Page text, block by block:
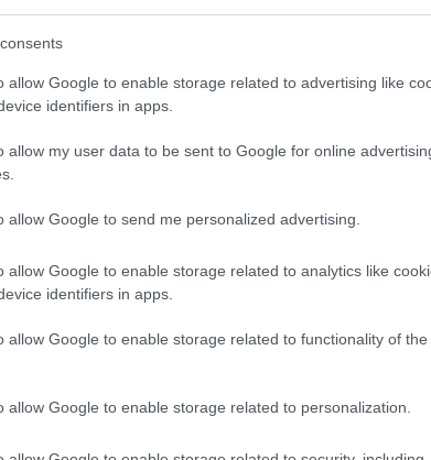
allow Google to enable storage related to advertising like
identifiers in apps.
allow my user data to be sent to Google for online
allow Google to send me personalized advertising.
allow Google to enable storage related to analytics like
identifiers in apps.
allow Google to enable storage related to functionality of the
allow Google to enable storage related to personalization.
másikra ekkorát gurít, aztán az elmúlt héten 12(!)
és RC-t adtak ki, mert mindenképpen a mai Föld napjára
nagyobb léptékű fejlesztést is…..
20:40:36
pár hete álltam át a szigorúbb és aprólékosabb blokkolásra,
2020.05.25 00:55:48
kiadhatják az M3 levelező és RSS kliens első tech preview-ját.
hogy a 3.0-ba már bekerül, de nem jött össze. Sanszos, hogy a